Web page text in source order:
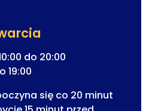
do 20:00
19:00
się co 20 minut